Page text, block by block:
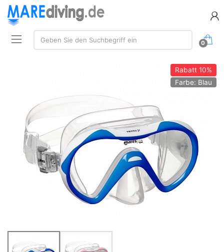
Suche:
Geben Sie den Suchbegriff ein
0
Rabatt10%
Farbe: Blau